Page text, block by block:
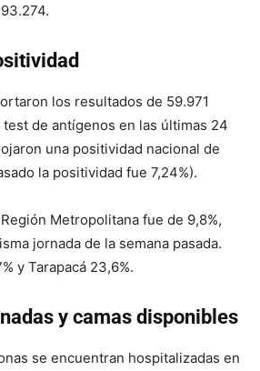
los resultados de 59.971
test de antígenos en las últimas 24
una positividad nacional de
la positividad fue 7,24%).
Metropolitana fue de 9,8%,
jornada de la semana pasada.
y Tarapacá 23,6%.
y camas disponibles
se encuentran hospitalizadas en